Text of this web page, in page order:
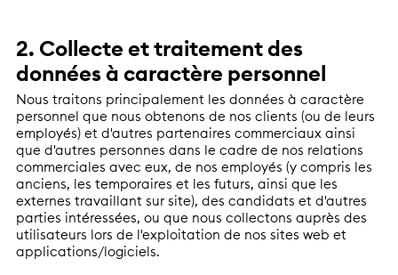
2. Collecte et traitement des
données à caractère personnel
Nous traitons principalement les données à caractère
personnel que nous obtenons de nos clients (ou de leurs
employés) et d'autres partenaires commerciaux ainsi
que d'autres personnes dans le cadre de nos relations
commerciales avec eux, de nos employés (y compris les
anciens, les temporaires et les futurs, ainsi que les
externes travaillant sur site), des candidats et d'autres
parties intéressées, ou que nous collectons auprès des
utilisateurs lors de l'exploitation de nos sites web et
applications/logiciels.